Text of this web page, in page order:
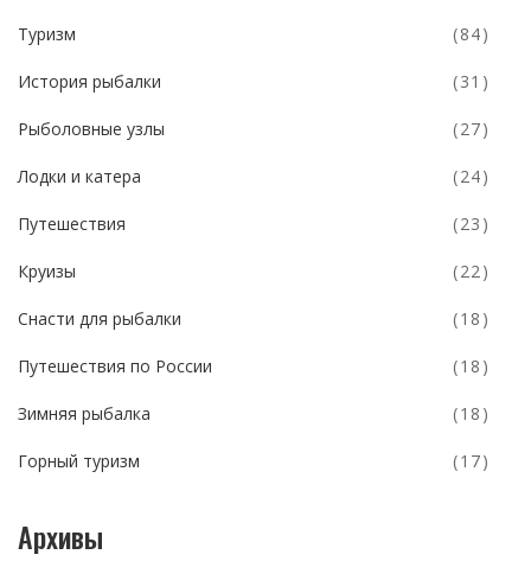
Туризм (84)
История рыбалки (31)
Рыболовные узлы (27)
Лодки и катера (24)
Путешествия (23)
Круизы (22)
Снасти для рыбалки (18)
Путешествия по России (18)
Зимняя рыбалка (18)
Горный туризм (17)
Архивы